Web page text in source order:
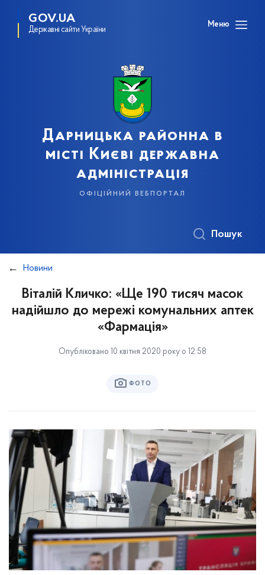
GOV.UA
Державні сайти України
Меню
Дарницька районна в
місті Києві державна
адміністрація
офіційний вебпортал
Пошук
Новини
Віталій Кличко: «Ще 190 тисяч масок
надійшло до мережі комунальних аптек
«Фармація»
Опубліковано 10 квітня 2020 року о 12:58
ФОТО